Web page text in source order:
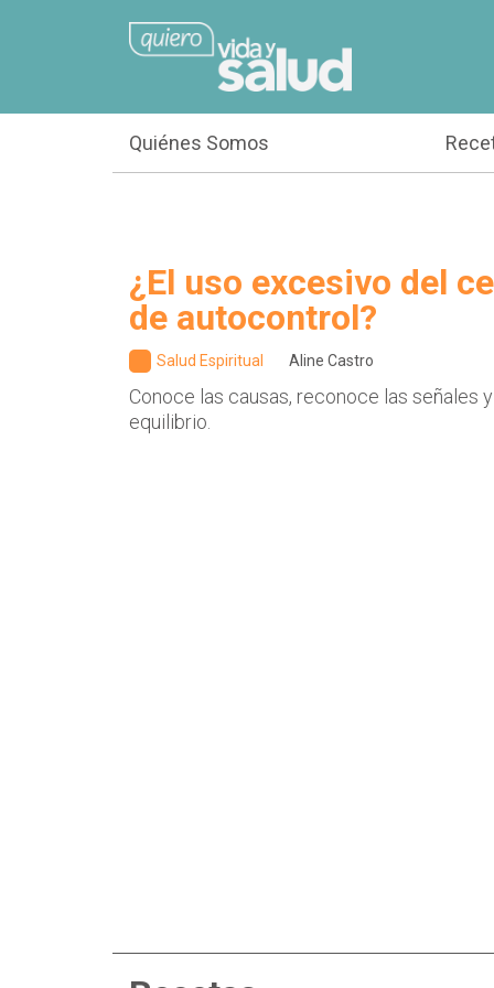
Quiénes Somos
¿El uso excesivo del
de autocontrol?
Salud Espiritual Aline Castro
Conoce las causas, reconoce las señales
equilibrio.